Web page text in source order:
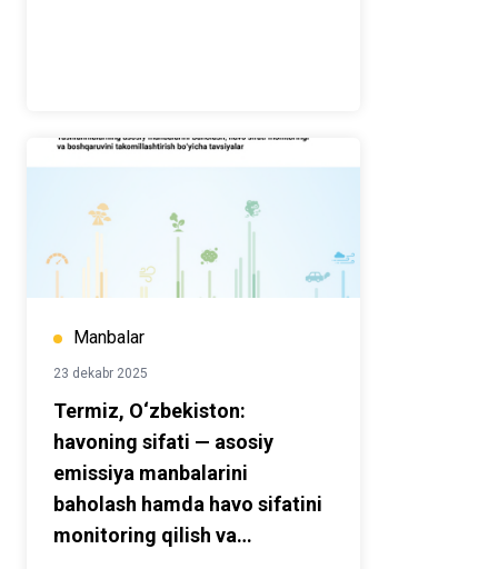
Manbalar
23 dekabr 2025
Termiz, O‘zbekiston:
havoning sifati — asosiy
emissiya manbalarini
baholash hamda havo sifatini
monitoring qilish va